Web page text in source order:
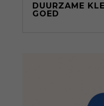
DUURZAME
GOED